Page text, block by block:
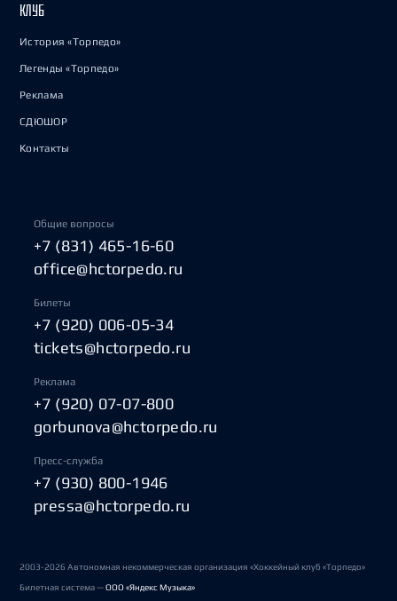
КЛУБ
История «Торпедо»
Легенды «Торпедо»
Реклама
СДЮШОР
Контакты
Общие вопросы
+7 (831) 465-16-60
office@hctorpedo.ru
Билеты
+7 (920) 006-05-34
tickets@hctorpedo.ru
Реклама
+7 (920) 07-07-800
gorbunova@hctorpedo.ru
Пресс-служба
+7 (930) 800-1946
pressa@hctorpedo.ru
2003-2026 Автономная некоммерческая организация «Хоккейный клуб «Торпедо»
Билетная система —ООО «Яндекс Музыка»